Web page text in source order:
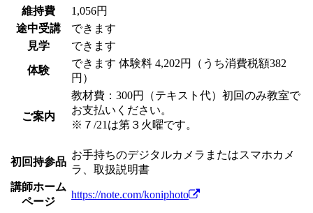
維持費
1,056円
途中受講
できます
見学
できます
体験
できます 体験料 4,202円（うち消費税額382
円）
ご案内
教材費：300円（テキスト代）初回のみ教室で
お支払いください。
※７/21は第３火曜です。
初回持参品
お手持ちのデジタルカメラまたはスマホカメ
ラ、取扱説明書
講師ホーム
ページ
https://note.com/koniphoto